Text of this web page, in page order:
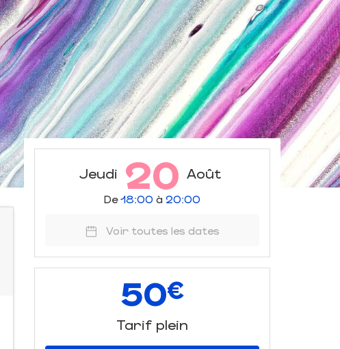
Jeudi 20 Août
De18:00 à 20:00
Voir toutes les dates
50€
Tarif plein